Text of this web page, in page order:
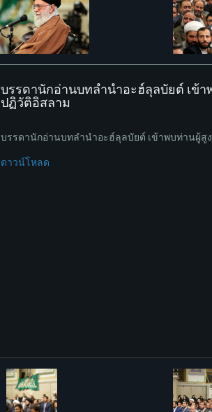
บรรดานักอ่านบทลำนำอะฮ์ลุลบัยต์ เข้า
ปฏิวัติอิสลาม
บรรดานักอ่านบทลำนำอะฮ์ลุลบัยต์ เข้าพบท่านผู้สู
ดาวน์โหลด